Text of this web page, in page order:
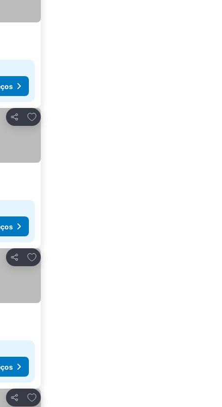
Partilhar
Adicionar aos favoritos
Partilhar
Adicionar aos favoritos
Partilhar
Adicionar aos favoritos